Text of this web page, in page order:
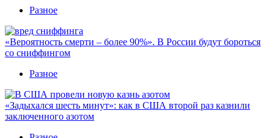
Разное
«Вероятность смерти – более 90%». В России будут бороться
со сниффингом
Разное
«Задыхался шесть минут»: как в США второй раз казнили
заключенного азотом